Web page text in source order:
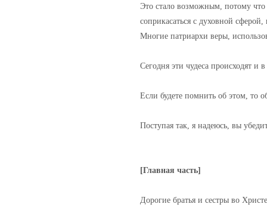
Это стало возможным, потому что
соприкасаться с духовной
Многие патриархи веры,
Сегодня эти чудеса происходят и
Если будете помнить об этом, то
Поступая так, я надеюсь, вы
[Главная часть]
Дорогие братья и сестры во